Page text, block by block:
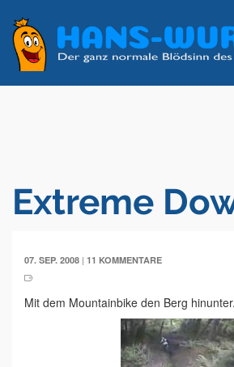
Extreme
07. SEP. 2008 | 11 KOMMENTARE
Mit dem Mountainbike den Berg hinunter.